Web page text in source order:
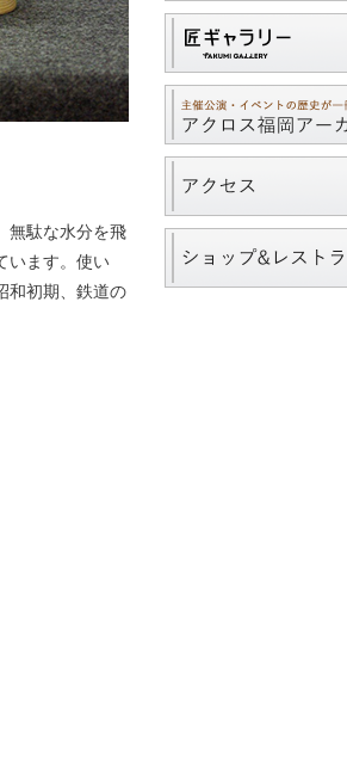
無駄な水分を飛
います。使い
和初期、鉄道の